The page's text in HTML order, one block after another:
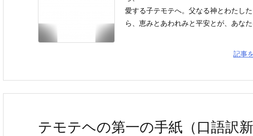
愛する子テモテへ。父なる神とわたし
ら、恵みとあわれみと平安とが、あな
記事
テモテヘの第一の手紙（口語訳